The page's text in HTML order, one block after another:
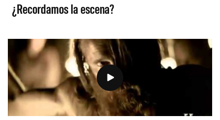
¿Recordamos la escena?